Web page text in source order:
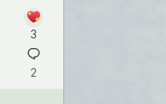
3
2